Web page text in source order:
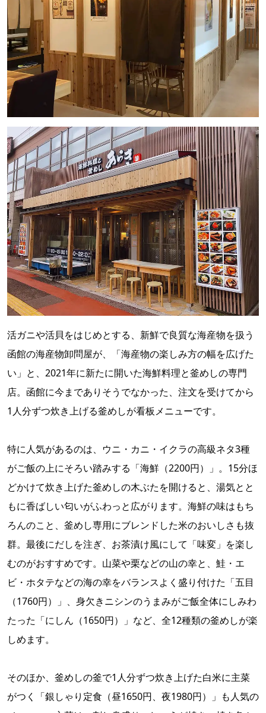
活ガニや活貝をはじめとする、新鮮で良質な海産物を扱う
函館の海産物卸問屋が、「海産物の楽しみ方の幅を広げた
い」と、2021年に新たに開いた海鮮料理と釜めしの専門
店。函館に今までありそうでなかった、注文を受けてから
1人分ずつ炊き上げる釜めしが看板メニューです。
特に人気があるのは、ウニ・カニ・イクラの高級ネタ3種
がご飯の上にそろい踏みする「海鮮（2200円）」。15分ほ
どかけて炊き上げた釜めしの木ぶたを開けると、湯気とと
もに香ばしい匂いがふわっと広がります。海鮮の味はもち
ろんのこと、釜めし専用にブレンドした米のおいしさも抜
群。最後にだしを注ぎ、お茶漬け風にして「味変」を楽し
むのがおすすめです。山菜や栗などの山の幸と、鮭・エ
ビ・ホタテなどの海の幸をバランスよく盛り付けた「五目
（1760円）」、身欠きニシンのうまみがご飯全体にしみわ
たった「にしん（1650円）」など、全12種類の釜めしが楽
しめます。
そのほか、釜めしの釜で1人分ずつ炊き上げた白米に主菜
がつく「銀しゃり定食（昼1650円、夜1980円）」も人気の